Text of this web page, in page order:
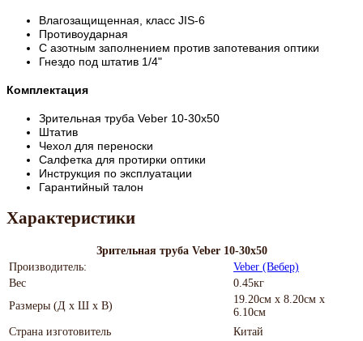
Влагозащищенная, класс JIS-6
Противоударная
С азотным заполнением против запотевания оптики
Гнездо под штатив 1/4"
Комплектация
Зрительная труба Veber 10-30x50
Штатив
Чехол для переноски
Салфетка для протирки оптики
Инструкция по эксплуатации
Гарантийный талон
Характеристики
Зрительная труба Veber 10-30x50
Производитель:
Veber (Вебер)
Вес
0.45кг
Размеры (Д х Ш х В)
19.20см x 8.20см x
6.10см
Страна изготовитель
Китай